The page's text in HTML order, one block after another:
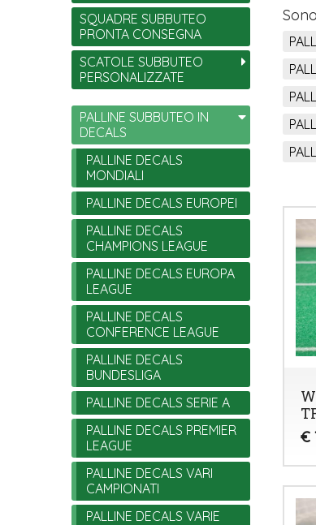
€
SQUADRE SUBBUTEO
PRONTA CONSEGNA
SCATOLE SUBBUTEO
PERSONALIZZATE
PALLINE SUBBUTEO IN
DECALS
PALLINE DECALS
MONDIALI
PALLINE DECALS EUROPEI
PALLINE DECALS
CHAMPIONS LEAGUE
PALLINE DECALS EUROPA
LEAGUE
PALLINE DECALS
CONFERENCE LEAGUE
PALLINE DECALS
BUNDESLIGA
PALLINE DECALS SERIE A
PALLINE DECALS PREMIER
LEAGUE
PALLINE DECALS VARI
CAMPIONATI
PALLINE DECALS VARIE